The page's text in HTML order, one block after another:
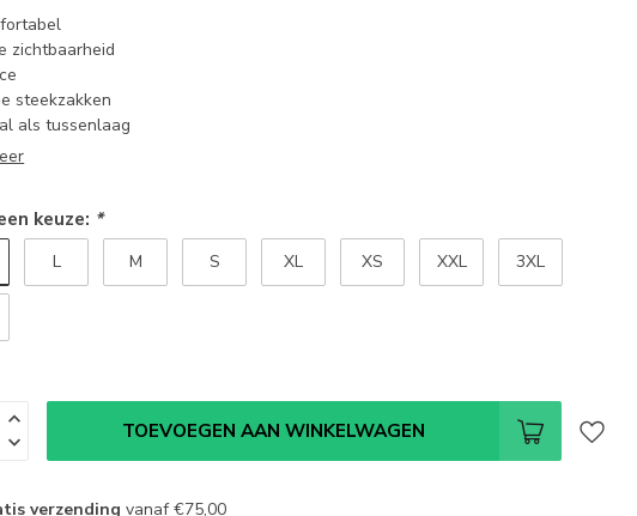
zichtbaarheid
steekzakken
als tussenlaag
keuze: *
L M S XL XS XXL 3XL
TOEVOEGEN AAN WINKELWAGEN
verzending vanaf€75,00